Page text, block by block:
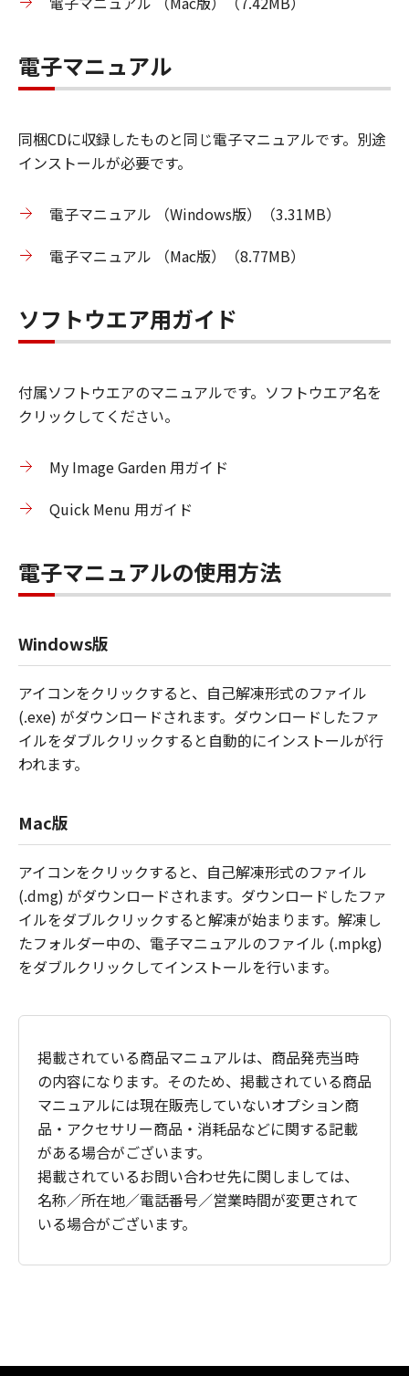
電子マニュアル
同梱CDに収録したものと同じ電子マニュアルです。別途
インストールが必要です。
電子マニュアル （Windows版）（3.31MB）
電子マニュアル （Mac版）（8.77MB）
ソフトウエア用ガイド
付属ソフトウエアのマニュアルです。ソフトウエア名を
クリックしてください。
My Image Garden 用ガイド
Quick Menu 用ガイド
電子マニュアルの使用方法
Windows版
アイコンをクリックすると、自己解凍形式のファイル
(.exe) がダウンロードされます。ダウンロードしたファ
イルをダブルクリックすると自動的にインストールが行
われます。
Mac版
アイコンをクリックすると、自己解凍形式のファイル
(.dmg) がダウンロードされます。ダウンロードしたファ
イルをダブルクリックすると解凍が始まります。解凍し
たフォルダー中の、電子マニュアルのファイル (.mpkg)
をダブルクリックしてインストールを行います。
掲載されている商品マニュアルは、商品発売当時
の内容になります。そのため、掲載されている商品
マニュアルには現在販売していないオプション商
品・アクセサリー商品・消耗品などに関する記載
がある場合がございます。
掲載されているお問い合わせ先に関しましては、
名称／所在地／電話番号／営業時間が変更されて
いる場合がございます。